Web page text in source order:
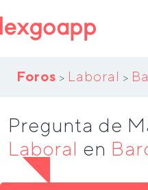
Foros > Laboral >
Pregunta de
Laboral en